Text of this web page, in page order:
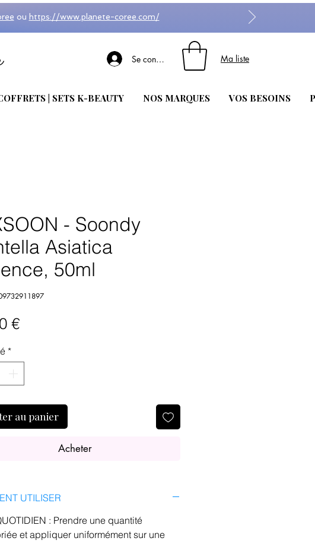
ou https://www.planete-coree.com/
Se connecter Ma liste
| SETS K-BEAUTY NOS MARQUES VOS BESOINS
- Soondy
Asiatica
50ml
€Prix
*
au panier
Acheter
UTILISER
: Prendre une quantité
et appliquer uniformément sur une